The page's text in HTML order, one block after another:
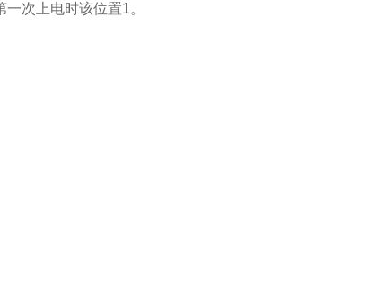
次上电时该位置1。